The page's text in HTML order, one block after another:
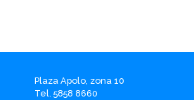
Plaza Apolo, zona 10
Tel. 5858 8660